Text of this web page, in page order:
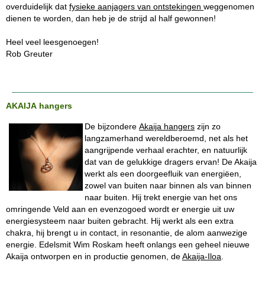
overduidelijk dat fysieke aanjagers van ontstekingen weggenomen
dienen te worden, dan heb je de strijd al half gewonnen!
Heel veel leesgenoegen!
Rob Greuter
AKAIJA hangers
De bijzondere Akaija hangers zijn zo
langzamerhand wereldberoemd, net als het
aangrijpende verhaal erachter, en natuurlijk
dat van de gelukkige dragers ervan! De Akaija
werkt als een doorgeefluik van energiëen,
zowel van buiten naar binnen als van binnen
naar buiten. Hij trekt energie van het ons
omringende Veld aan en evenzogoed wordt er energie uit uw
energiesysteem naar buiten gebracht. Hij werkt als een extra
chakra, hij brengt u in contact, in resonantie, de alom aanwezige
energie. Edelsmit Wim Roskam heeft onlangs een geheel nieuwe
Akaija ontworpen en in productie genomen, deAkaija-Iloa